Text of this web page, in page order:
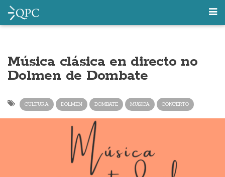
Música clásica en directo no
Dolmen de Dombate
CULTURA DOLMEN DOMBATE MUSICA CONCERTO